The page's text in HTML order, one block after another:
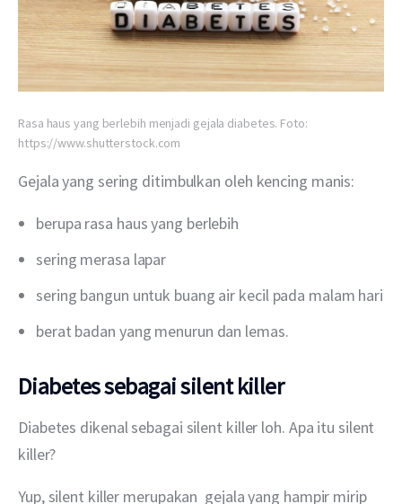
Rasa haus yang berlebih menjadi gejala diabetes. Foto:
https://www.shutterstock.com
Gejala yang sering ditimbulkan oleh kencing manis:
berupa rasa haus yang berlebih
sering merasa lapar
sering bangun untuk buang air kecil pada malam hari
berat badan yang menurun dan lemas.
Diabetes sebagai silent killer
Diabetes dikenal sebagai silent killer loh. Apa itu silent
killer?
Yup, silent killer merupakan  gejala yang hampir mirip